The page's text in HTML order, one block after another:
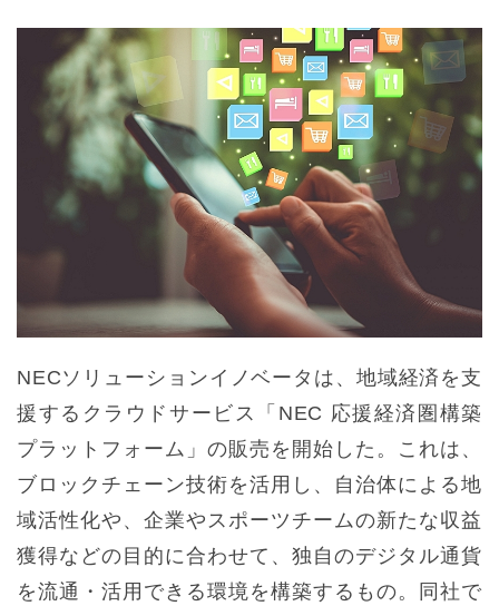
NECソリューションイノベータは、地域経済を支
援するクラウドサービス「NEC 応援経済圏構築
プラットフォーム」の販売を開始した。これは、
ブロックチェーン技術を活用し、自治体による地
域活性化や、企業やスポーツチームの新たな収益
獲得などの目的に合わせて、独自のデジタル通貨
を流通・活用できる環境を構築するもの。同社で